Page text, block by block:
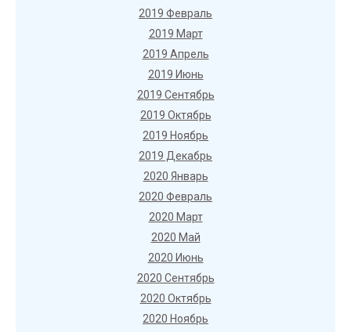
2019 Февраль
2019 Март
2019 Апрель
2019 Июнь
2019 Сентябрь
2019 Октябрь
2019 Ноябрь
2019 Декабрь
2020 Январь
2020 Февраль
2020 Март
2020 Май
2020 Июнь
2020 Сентябрь
2020 Октябрь
2020 Ноябрь